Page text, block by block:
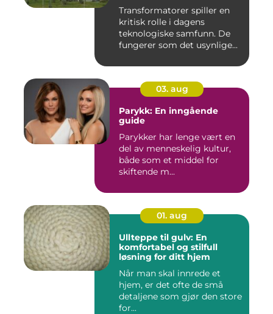
Transformatorer spiller en
kritisk rolle i dagens
teknologiske samfunn. De
fungerer som det usynlige...
03. aug
Parykk: En inngående
guide
Parykker har lenge vært en
del av menneskelig kultur,
både som et middel for
skiftende m...
01. aug
Ullteppe til gulv: En
komfortabel og stilfull
løsning for ditt hjem
Når man skal innrede et
hjem, er det ofte de små
detaljene som gjør den store
for...